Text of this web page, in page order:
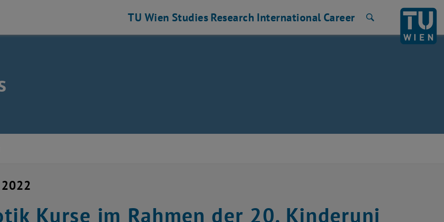
TU Wien Studies Research International Career
Kurse im Rahmen der 20. Kinderuni